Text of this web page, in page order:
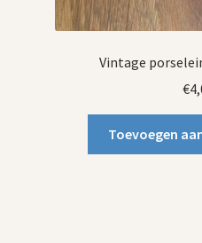
Vintage
€
Toevoegen